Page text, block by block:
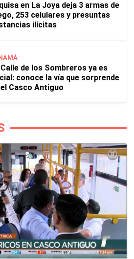
en La Joya deja 3 armas de
253 celulares y presuntas
ilícitas
de los Sombreros ya es
conoce la vía que sorprende
Casco Antiguo